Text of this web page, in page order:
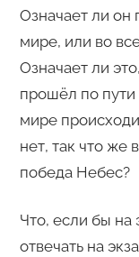
Означает ли он
мире, или во
Означает ли
прошёл по пути
мире
нет, так что же
победа Небес?
Что, если бы на
отвечать на